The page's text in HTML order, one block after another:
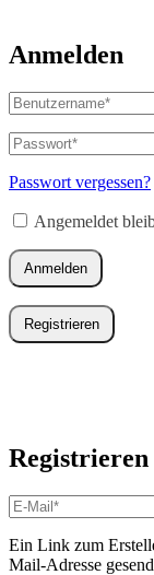
Anmelden
Benutzername
oder
E-
Mail-
Adresse*
Passwort*
Erforderlich
Passwort vergessen?
Angemeldet
Anmelden
Registrieren
Registrieren
E-
Mail-
Adresse*
Erforderlich
Ein Link zum
Mail-Adresse